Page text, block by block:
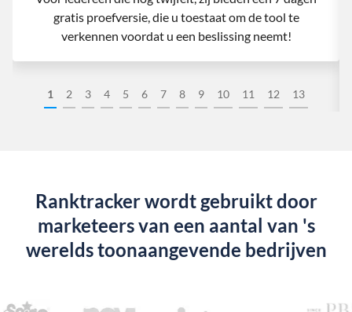
1 2 3 4 5 6 7 8 9 10 11 12 13
gratis proefversie, die u toestaat om de tool te
verkennen voordat u een beslissing neemt!
Ranktracker wordt gebruikt door
marketeers van een aantal van 's
werelds toonaangevende bedrijven